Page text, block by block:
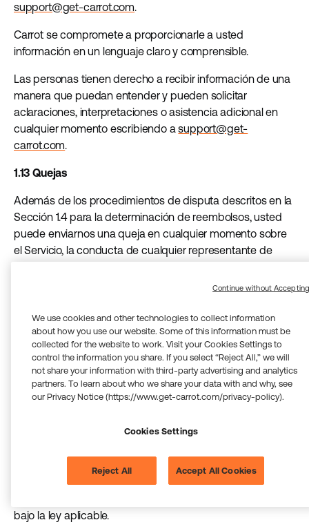
support@get-carrot.com.
Carrot se compromete a proporcionarle a usted
información en un lenguaje claro y comprensible.
Las personas tienen derecho a recibir información de una
manera que puedan entender y pueden solicitar
aclaraciones, interpretaciones o asistencia adicional en
cualquier momento escribiendo asupport@get-
carrot.com.
1.13 Quejas
Además de los procedimientos de disputa descritos en la
Sección 1.4 para la determinación de reembolsos, usted
puede enviarnos una queja en cualquier momento sobre
el Servicio, la conducta de cualquier representante de
support@get-carrot.com
o use la
recepción de su queja en un plazo de tres (3) días hábiles,
investigaremos el contenido de la queja (incluida cualquier
preocupación de calidad clínica), le proporcionaremos
una actualización del estado al menos cada cinco (5) días
hábiles mientras la investigación esté abierta, le
comunicaremos el resultado y haremos esfuerzos
(60) días. Evaluaremos y atenderemos las quejas
urgencias clínicas urgentes. Este proceso de queja no
reemplaza, y se suma al proceso de reembolso y disputa
bajo la ley aplicable.
We use cookies and other technologies to collect information
about how you use our website. Some of this information must be
collected for the website to work. Visit your Cookies Settings to
control the information you share. If you select “Reject All,” we will
not share your information with third-party advertising and analytics
partners. To learn about who we share your data with and why, see
our Privacy Notice (https://www.get-carrot.com/privacy-policy).
Cookies Settings
Reject All Accept All Cookies
Continue without Accepting